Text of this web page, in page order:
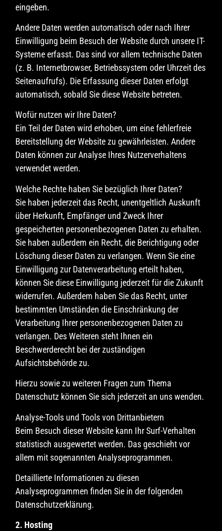
eingeben.
Andere Daten werden automatisch oder nach Ihrer
Einwilligung beim Besuch der Website durch unsere IT-
Systeme erfasst. Das sind vor allem technische Daten
(z. B. Internetbrowser, Betriebssystem oder Uhrzeit des
Seitenaufrufs). Die Erfassung dieser Daten erfolgt
automatisch, sobald Sie diese Website betreten.
Wofür nutzen wir Ihre Daten?
Ein Teil der Daten wird erhoben, um eine fehlerfreie
Bereitstellung der Website zu gewährleisten. Andere
Daten können zur Analyse Ihres Nutzerverhaltens
verwendet werden.
Welche Rechte haben Sie bezüglich Ihrer Daten?
Sie haben jederzeit das Recht, unentgeltlich Auskunft
über Herkunft, Empfänger und Zweck Ihrer
gespeicherten personenbezogenen Daten zu erhalten.
Sie haben außerdem ein Recht, die Berichtigung oder
Löschung dieser Daten zu verlangen. Wenn Sie eine
Einwilligung zur Datenverarbeitung erteilt haben,
können Sie diese Einwilligung jederzeit für die Zukunft
widerrufen. Außerdem haben Sie das Recht, unter
bestimmten Umständen die Einschränkung der
Verarbeitung Ihrer personenbezogenen Daten zu
verlangen. Des Weiteren steht Ihnen ein
Beschwerderecht bei der zuständigen
Aufsichtsbehörde zu.
Hierzu sowie zu weiteren Fragen zum Thema
Datenschutz können Sie sich jederzeit an uns wenden.
Analyse-Tools und Tools von Dritt­anbietern
Beim Besuch dieser Website kann Ihr Surf-Verhalten
statistisch ausgewertet werden. Das geschieht vor
allem mit sogenannten Analyseprogrammen.
Detaillierte Informationen zu diesen
Analyseprogrammen finden Sie in der folgenden
Datenschutzerklärung.
2. Hosting